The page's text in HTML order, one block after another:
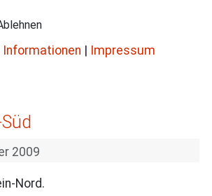
2009
Nord.
Impressum